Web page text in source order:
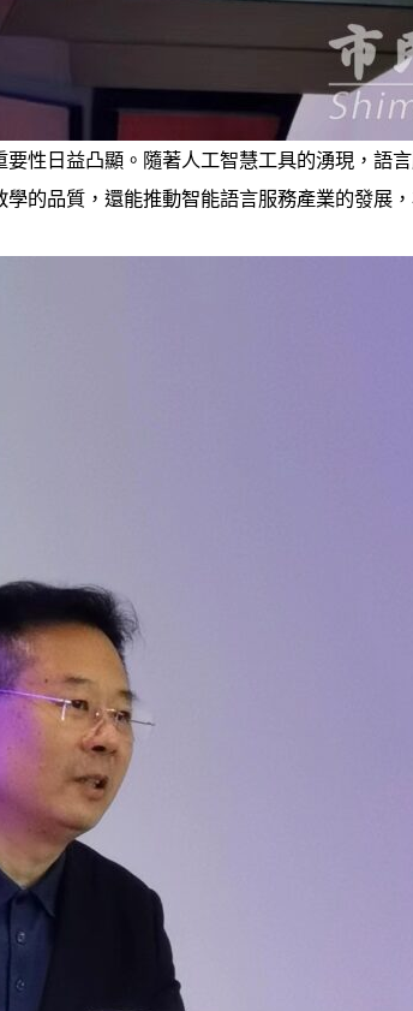
性日益凸顯。隨著人工智慧工具的湧現，語
的品質，還能推動智能語言服務產業的發展